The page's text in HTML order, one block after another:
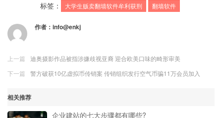
标签： 大学生贩卖翻墙软件牟利获刑 翻墙软件
作者： info@enkj
上一篇
迪奥摄影作品被指涉嫌歧视亚裔 迎合欧美口味的畸形审美
下一篇
警方破获10亿虚拟币传销案 传销组织发行空气币骗11万会员加入
相关推荐
企业建站的七大步骤都有哪些?